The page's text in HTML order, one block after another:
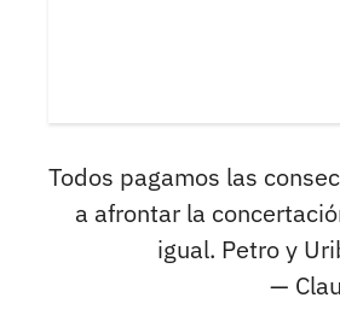
Todos pagamos las
a afrontar la
igual. Petro y
—